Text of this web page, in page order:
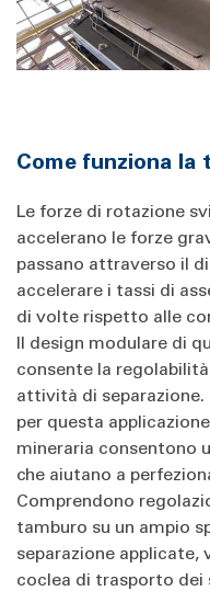
Come funziona la
Le forze di rotazione
accelerano le forze
passano attraverso il
accelerare i tassi di
di volte rispetto alle
Il design modulare di
consente la
attività di
per questa
mineraria consentono
che aiutano a
Comprendono
tamburo su un ampio
separazione applicate,
coclea di trasporto dei